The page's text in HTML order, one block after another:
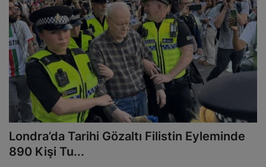
Londra’da Tarihi Gözaltı Filistin Eyleminde
890 Kişi Tu...